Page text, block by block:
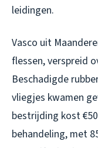
leidingen.
Vasco uit
flessen, verspreid
Beschadigde
vliegjes kwamen
bestrijding kost
behandeling, met